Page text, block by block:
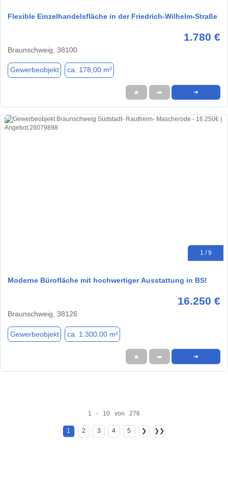
Flexible Einzelhandelsfläche in der Friedrich-Wilhelm-Straße
1.780 €
Braunschweig, 38100
Gewerbeobjekt ca. 178,00 m²
★ ➦ ➜
1 / 9
Moderne Bürofläche mit hochwertiger Ausstattung in BS!
16.250 €
Braunschweig, 38126
Gewerbeobjekt ca. 1.300,00 m²
★ ➦ ➜
1 - 10 von 276
1 2 3 4 5 ❯ ❯❯